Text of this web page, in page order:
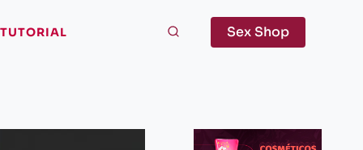
TUTORIAL Sex Shop